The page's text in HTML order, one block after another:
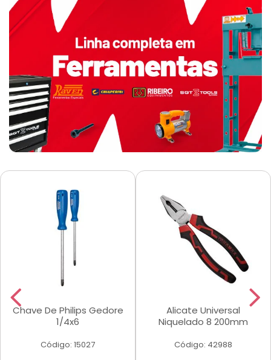
Chave De Philips Gedore
1/4x6
Código: 15027
Alicate Universal
Niquelado 8 200mm
Código: 42988